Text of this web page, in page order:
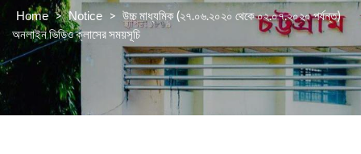
Home > Notice > উচ্চ মাধ্যমিক (২৭.০৬.২০২০ থেকে ০২.০৭.২০২০ পর্যন্ত)
অনলাইন ভিডিও ক্লাসের সময়সূচি